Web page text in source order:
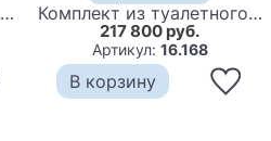
Туалетный Столик DEL ARTE GRAZIA Комплект из туалетного стола, зеркала и пуфа Conna Dressing Table Blue
217 800 руб.
Артикул: 16.168
В корзину